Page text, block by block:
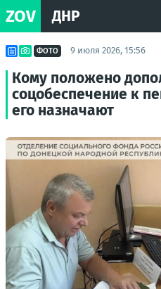
ZOV ДНР
ФОТО 9 июля 2026, 15:56
Кому положено
соцобеспечение к
его назначают